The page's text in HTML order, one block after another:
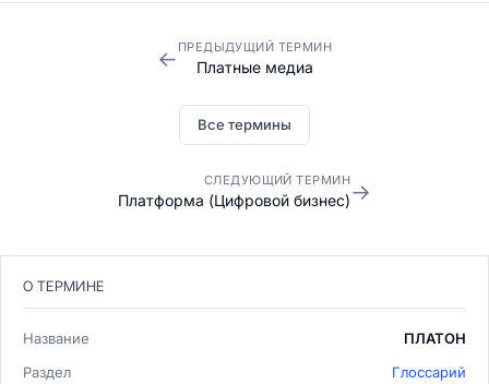
← ПРЕДЫДУЩИЙ ТЕРМИН
Платные медиа
Все термины
СЛЕДУЮЩИЙ ТЕРМИН
Платформа (Цифровой бизнес)→
О ТЕРМИНЕ
Название
ПЛАТОН
Раздел
Глоссарий